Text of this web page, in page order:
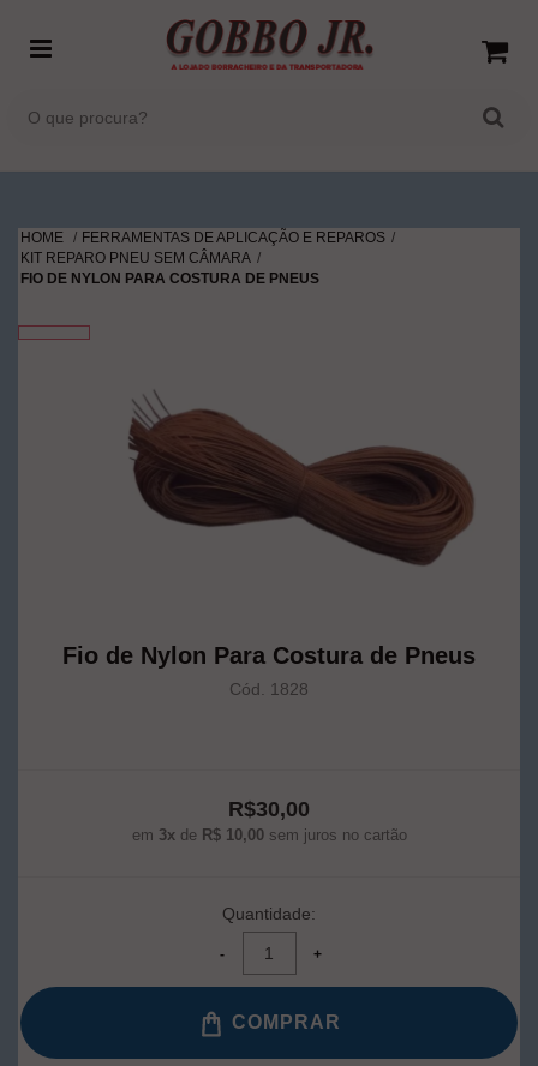
HOME
FERRAMENTAS DE APLICAÇÃO E REPAROS
KIT REPARO PNEU SEM CÂMARA
FIO DE NYLON PARA COSTURA DE PNEUS
Fio de Nylon Para Costura de Pneus
Cód. 1828
R$30,00
em 3xde R$ 10,00sem juros no cartão
Quantidade:
COMPRAR